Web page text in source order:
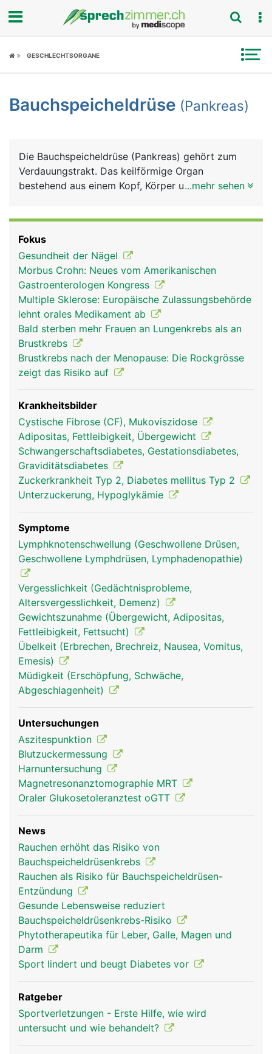
Fokus
Symptome
News
Rubriken
GESCHLECHTSORGANE
Bauchspeicheldrüse (Pankreas)
Die Bauchspeicheldrüse (Pankreas) gehört zum
Verdauungstrakt. Das keilförmige Organ
bestehend aus einem Kopf, Körper und Schwanz,
Sie produziert einen Verdauungssaft
(Bauchspeichel), der über den
Bauchspeicheldrüsengang in den Zwölffingerdarm
geleitet wird. Der Saft enthält verschiedene
Enzyme zur Aufspaltung der Nahrungsbestandteile
(Eiweisse, Kohlenhydrate, Fette). Ausserdem
neutralisiert das Sekret die zuvor in die Nahrung
gelangte Magensäure, damit die empfindliche
Darmschleimhaut nicht von der Säure angegriffen
wird. Die zweite Aufgabe ist die Produktion der
Hormone Insulin und Glukagon, die als
Gegenspieler den Blutzucker regulieren. Insulin
wirkt blutzuckersenkend, Glukagon
blutzuckersteigernd. Wenn der Blutzuckerspiegel
steigt, beispielsweise nach einer Mahlzeit, gibt die
Bauchspeicheldrüse Insulin ins Blut ab, wodurch
der Zuckerspiegel sinkt. Wenn umgekehrt der
Blutzuckerspiegel zu niedrig ist, wird Glukagon
bauchspeicheldrüse
pankreas frau
bauchspeicheldrüse
...mehr sehen
Fokus
Gesundheit der Nägel
Morbus Crohn: Neues vom Amerikanischen
Gastroenterologen Kongress
Multiple Sklerose: Europäische Zulassungsbehörde
lehnt orales Medikament ab
Bald sterben mehr Frauen an Lungenkrebs als an
Brustkrebs
Brustkrebs nach der Menopause: Die Rockgrösse
zeigt das Risiko auf
Krankheitsbilder
Cystische Fibrose (CF), Mukoviszidose
Adipositas, Fettleibigkeit, Übergewicht
Schwangerschaftsdiabetes, Gestationsdiabetes,
Graviditätsdiabetes
Zuckerkrankheit Typ 2, Diabetes mellitus Typ 2
Unterzuckerung, Hypoglykämie
Symptome
Lymphknotenschwellung (Geschwollene Drüsen,
Geschwollene Lymphdrüsen, Lymphadenopathie)
Vergesslichkeit (Gedächtnisprobleme,
Altersvergesslichkeit, Demenz)
Gewichtszunahme (Übergewicht, Adipositas,
Fettleibigkeit, Fettsucht)
Übelkeit (Erbrechen, Brechreiz, Nausea, Vomitus,
Emesis)
Müdigkeit (Erschöpfung, Schwäche,
Abgeschlagenheit)
Untersuchungen
Aszitespunktion
Blutzuckermessung
Harnuntersuchung
Magnetresonanztomographie MRT
Oraler Glukosetoleranztest oGTT
News
Rauchen erhöht das Risiko von
Bauchspeicheldrüsenkrebs
Rauchen als Risiko für Bauchspeicheldrüsen-
Entzündung
Gesunde Lebensweise reduziert
Bauchspeicheldrüsenkrebs-Risiko
Phytotherapeutika für Leber, Galle, Magen und
Darm
Sport lindert und beugt Diabetes vor
Ratgeber
Sportverletzungen - Erste Hilfe, wie wird
untersucht und wie behandelt?